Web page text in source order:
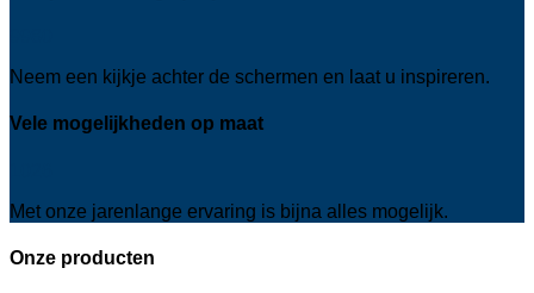
Neem een kijkje achter de schermen en laat u inspireren.
Vele mogelijkheden op maat
Met onze jarenlange ervaring is bijna alles mogelijk.
Onze producten